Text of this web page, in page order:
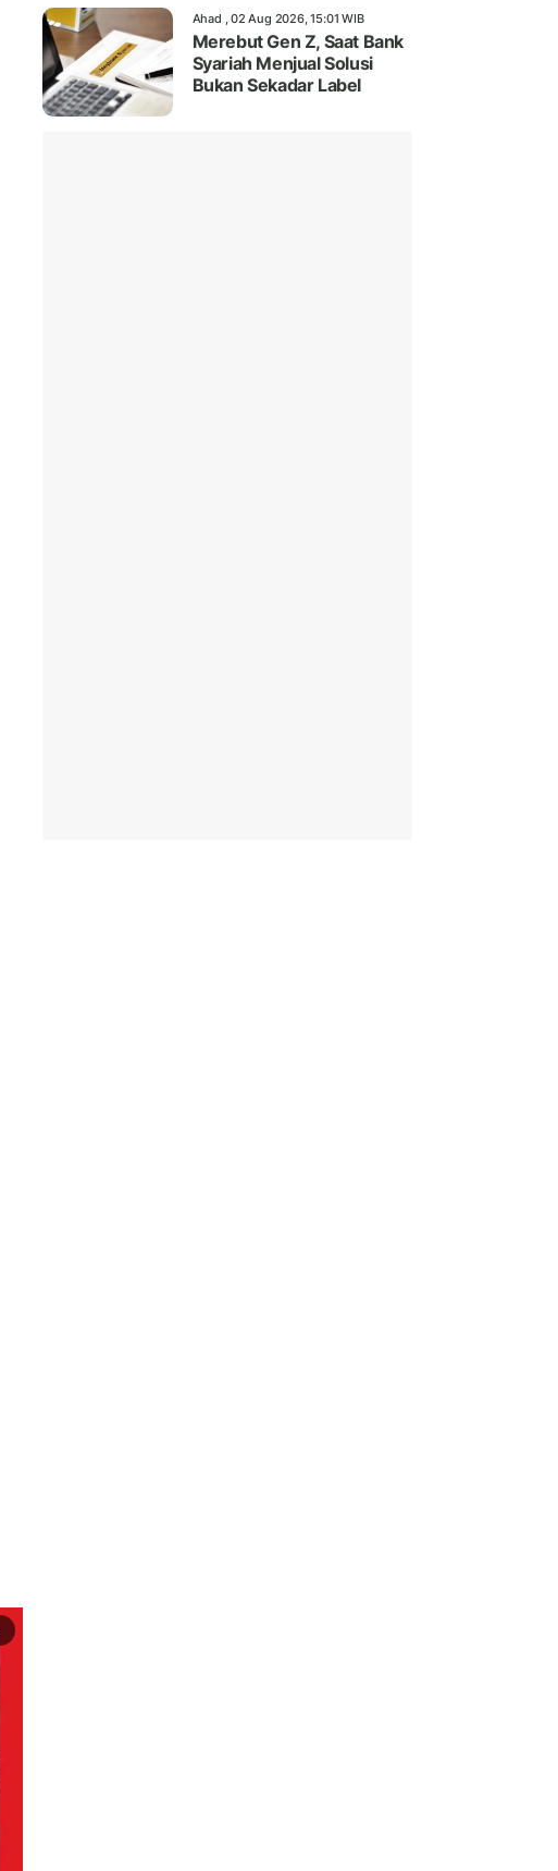
Ahad , 02 Aug 2026, 15:01 WIB
Merebut Gen Z, Saat Bank
Syariah Menjual Solusi
Bukan Sekadar Label